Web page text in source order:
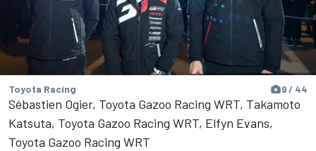
Toyota Racing 9 / 44
Sébastien Ogier, Toyota Gazoo Racing WRT, Takamoto
Katsuta, Toyota Gazoo Racing WRT, Elfyn Evans,
Toyota Gazoo Racing WRT